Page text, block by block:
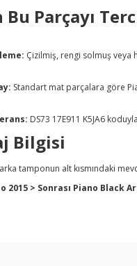
Bu Parçayı
Çizilmiş, rengi solmuş veya
Standart mat parçalara göre
DS73 17E911 K5JA6
Bilgisi
tamponun alt kısmındaki
2015 > Sonrası Piano